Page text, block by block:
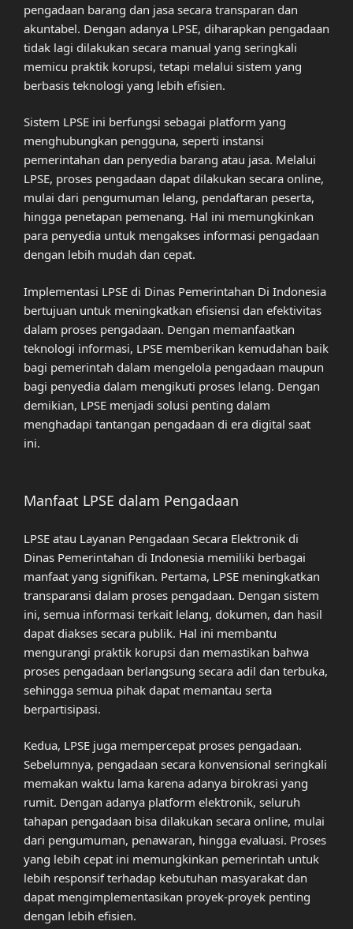
pengadaan barang dan jasa secara transparan dan
akuntabel. Dengan adanya LPSE, diharapkan pengadaan
tidak lagi dilakukan secara manual yang seringkali
memicu praktik korupsi, tetapi melalui sistem yang
berbasis teknologi yang lebih efisien.
Sistem LPSE ini berfungsi sebagai platform yang
menghubungkan pengguna, seperti instansi
pemerintahan dan penyedia barang atau jasa. Melalui
LPSE, proses pengadaan dapat dilakukan secara online,
mulai dari pengumuman lelang, pendaftaran peserta,
hingga penetapan pemenang. Hal ini memungkinkan
para penyedia untuk mengakses informasi pengadaan
dengan lebih mudah dan cepat.
Implementasi LPSE di Dinas Pemerintahan Di Indonesia
bertujuan untuk meningkatkan efisiensi dan efektivitas
dalam proses pengadaan. Dengan memanfaatkan
teknologi informasi, LPSE memberikan kemudahan baik
bagi pemerintah dalam mengelola pengadaan maupun
bagi penyedia dalam mengikuti proses lelang. Dengan
demikian, LPSE menjadi solusi penting dalam
menghadapi tantangan pengadaan di era digital saat
ini.
Manfaat LPSE dalam Pengadaan
LPSE atau Layanan Pengadaan Secara Elektronik di
Dinas Pemerintahan di Indonesia memiliki berbagai
manfaat yang signifikan. Pertama, LPSE meningkatkan
transparansi dalam proses pengadaan. Dengan sistem
ini, semua informasi terkait lelang, dokumen, dan hasil
dapat diakses secara publik. Hal ini membantu
mengurangi praktik korupsi dan memastikan bahwa
proses pengadaan berlangsung secara adil dan terbuka,
sehingga semua pihak dapat memantau serta
berpartisipasi.
Kedua, LPSE juga mempercepat proses pengadaan.
Sebelumnya, pengadaan secara konvensional seringkali
memakan waktu lama karena adanya birokrasi yang
rumit. Dengan adanya platform elektronik, seluruh
tahapan pengadaan bisa dilakukan secara online, mulai
dari pengumuman, penawaran, hingga evaluasi. Proses
yang lebih cepat ini memungkinkan pemerintah untuk
lebih responsif terhadap kebutuhan masyarakat dan
dapat mengimplementasikan proyek-proyek penting
dengan lebih efisien.